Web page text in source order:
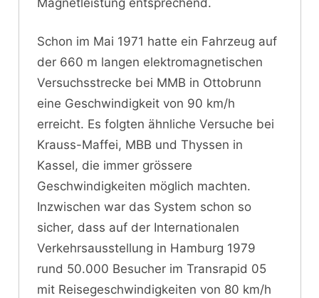
Schon im Mai 1971 hatte ein Fahrzeug auf
der 660 m langen elektromagnetischen
Versuchsstrecke bei MMB in Ottobrunn
eine Geschwindigkeit von 90 km/h
erreicht. Es folgten ähnliche Versuche bei
Krauss-Maffei, MBB und Thyssen in
Kassel, die immer grössere
Geschwindigkeiten möglich machten.
Inzwischen war das System schon so
sicher, dass auf der Internationalen
Verkehrsausstellung in Hamburg 1979
rund 50.000 Besucher im Transrapid 05
mit Reisegeschwindigkeiten von 80 km/h